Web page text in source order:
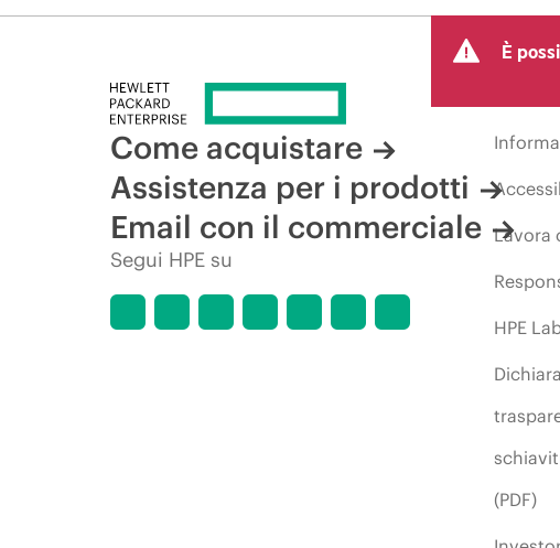
È
Come acquistare
Assistenza per i prodotti
Email con il commerciale
Segui HPE su
Lavora
HPE
(PDF)